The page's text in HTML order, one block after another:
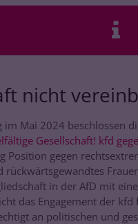
nicht
Mai 2024 beschlossen
Gesellschaft! kfd
Position gegen
rückwärtsgewandtes
in der AfD mit
das Engagement der
an politischen und